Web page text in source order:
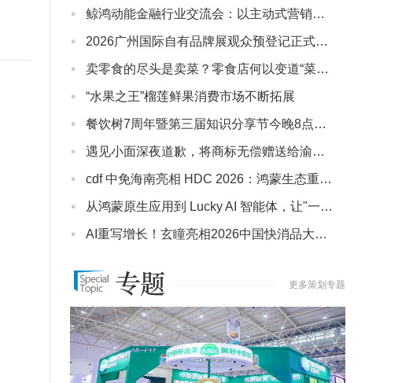
· 鲸鸿动能金融行业交流会：以主动式营销框架，破解保险、信贷、券商差异化难题
· 2026广州国际自有品牌展观众预登记正式开启！立足华南，链接全球
· 卖零食的尽头是卖菜？零食店何以变道“菜市场”？
· “水果之王”榴莲鲜果消费市场不断拓展
· 餐饮树7周年暨第三届知识分享节今晚8点正式开幕！
· 遇见小面深夜道歉，将商标无偿赠送给渝见小面
· cdf 中免海南亮相 HDC 2026：鸿蒙生态重构免税购物体验，从搜索比价到对话式消费
· 从鸿蒙原生应用到 Lucky AI 智能体，让"一句话喝到咖啡"成为现实
· AI重写增长！玄瞳亮相2026中国快消品大会AI应用论坛
更多策划专题